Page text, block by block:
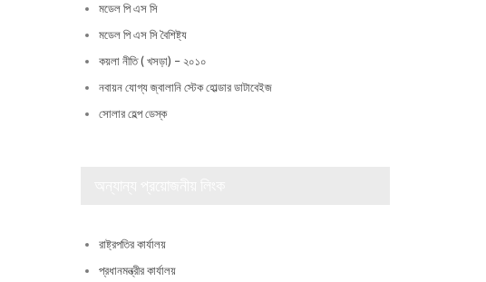
মডেল পি এস সি
মডেল পি এস সি বৈশিষ্ট্য
কয়লা নীতি ( খসড়া) – ২০১০
নবায়ন যোগ্য জ্বালানি স্টেক হোল্ডার ডাটাবেইজ
সোলার হেল্প ডেস্ক
রাষ্ট্রপতির কার্যালয়
প্রধানমন্ত্রীর কার্যালয়